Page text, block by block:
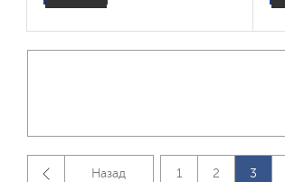
Назад 1 2 3